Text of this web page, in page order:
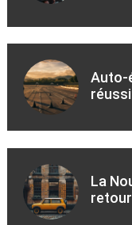
Auto-
La